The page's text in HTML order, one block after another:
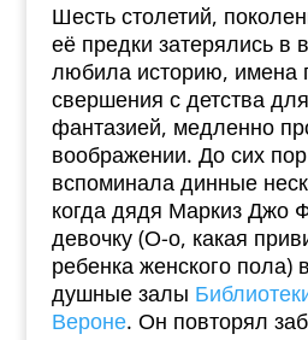
Шесть столетий,
её предки затерялись в
любила историю, имена
свершения с детства
фантазией, медленно
воображении. До сих
вспоминала динные
когда дядя Маркиз Джо
девочку (О-о, какая
ребенка женского пола)
душные залы
Вероне. Он повторял